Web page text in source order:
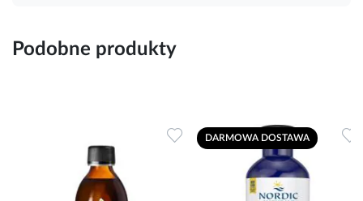
Podobne produkty
Dodaj do ulubionych
DARMOWA DOSTAWA